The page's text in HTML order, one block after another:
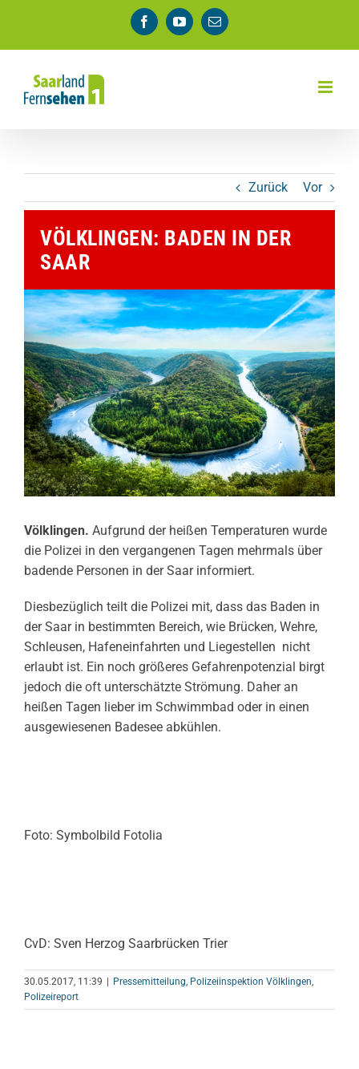
springen
FacebookYouTube
E-
Mail
Zurück Vor
VÖLKLINGEN: BADEN IN DER
SAAR
Völklingen. Aufgrund der heißen Temperaturen wurde
die Polizei in den vergangenen Tagen mehrmals über
badende Personen in der Saar informiert.
Diesbezüglich teilt die Polizei mit, dass das Baden in
der Saar in bestimmten Bereich, wie Brücken, Wehre,
Schleusen, Hafeneinfahrten und Liegestellen nicht
erlaubt ist. Ein noch größeres Gefahrenpotenzial birgt
jedoch die oft unterschätzte Strömung. Daher an
heißen Tagen lieber im Schwimmbad oder in einen
ausgewiesenen Badesee abkühlen.
Foto: Symbolbild Fotolia
CvD: Sven Herzog Saarbrücken Trier
30.05.2017, 11:39 Pressemitteilung, Polizeiinspektion Völklingen,
Polizeireport